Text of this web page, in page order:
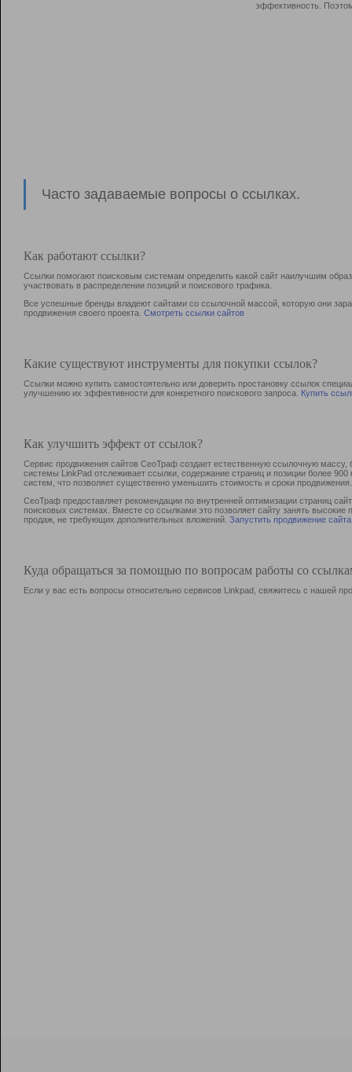
эффективность.
Часто задаваемые вопросы о ссылках.
Как работают ссылки?
Ссылки помогают поисковым системам определить какой сайт наилучшим
участвовать в раcпределении позиций и поискового трафика.
Все успешные бренды владеют сайтами со ссылочной массой, которую они
продвижения своего проекта. Смотреть ссылки сайтов
Какие существуют инструменты для покупки ссылок?
Ссылки можно купить самостоятельно или доверить простановку ссылок
улучшению их эффективности для конкретного поискового запроса. Купить
Как улучшить эффект от ссылок?
Сервис продвижения сайтов СеоТраф создает естественную ссылочную
системы LinkPad отслеживает ссылки, содержание страниц и позиции более
систем, что позволяет существенно уменьшить стоимость и сроки продвижения.
СеоТраф предоставляет рекомендации по внутренней оптимизации страниц
поисковых системах. Вместе со ссылками это позволяет сайту занять
продаж, не требующих дополнительных вложений. Запустить продвижение сайта
Куда обращаться за помощью по вопросам работы со
Если у вас есть вопросы относительно сервисов Linkpad, свяжитесь с нашей